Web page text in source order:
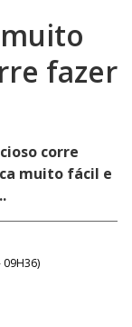
fazer
corre
muito fácil e
09H36)